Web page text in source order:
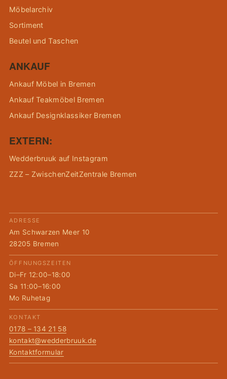
Möbelarchiv
Sortiment
Beutel und Taschen
ANKAUF
Ankauf Möbel in Bremen
Ankauf Teakmöbel Bremen
Ankauf Designklassiker Bremen
EXTERN:
Wedderbruuk auf Instagram
ZZZ – ZwischenZeitZentrale Bremen
ADRESSE
Am Schwarzen Meer 10
28205 Bremen
ÖFFNUNGSZEITEN
Di–Fr 12:00–18:00
Sa 11:00–16:00
Mo Ruhetag
KONTAKT
0178 – 134 21 58
kontakt@wedderbruuk.de
Kontaktformular